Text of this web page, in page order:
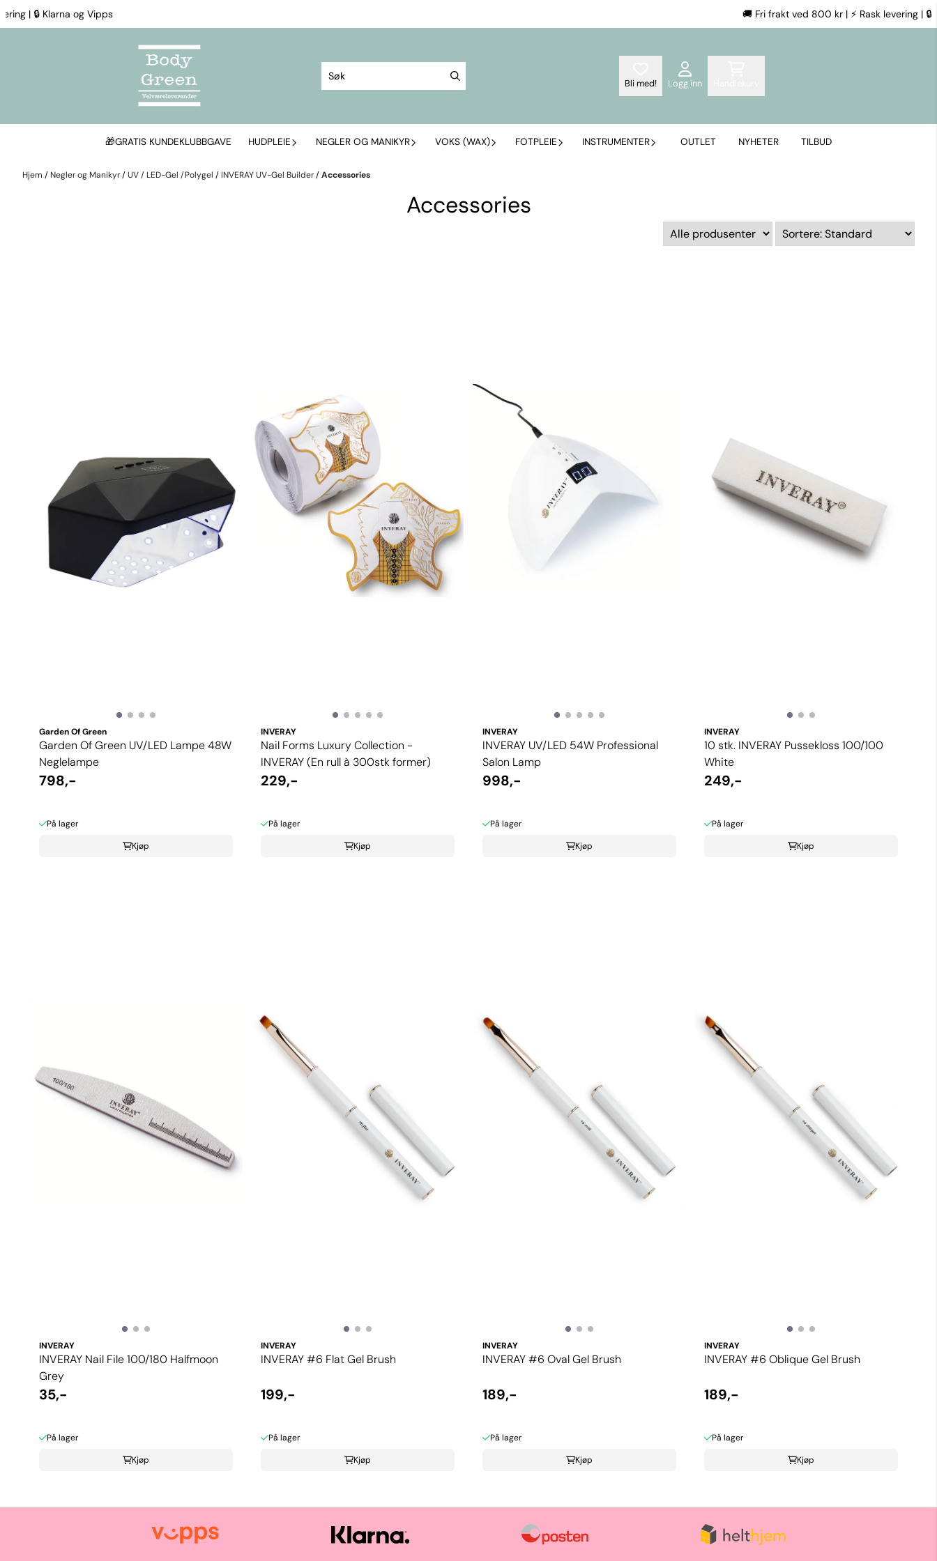
Hopp til innhold
| 🔒 Klarna og Vipps 🚚 Fri frakt ved 800 kr | ⚡ Rask levering | 🔒
Bli med! Logg inn
🎁GRATIS KUNDEKLUBBGAVE HUDPLEIE NEGLER OG MANIKYR VOKS (WAX) FOTPLEIE INSTRUMENTER OUTLET NYHETER TILBUD
Hjem / Negler og Manikyr/UV / LED-Gel /Polygel / INVERAY UV-Gel Builder/Accessories
Accessories
Garden Of Green
Garden Of Green UV/LED Lampe 48W
Neglelampe
798,-
På lager
Kjøp
INVERAY
Nail Forms Luxury Collection -
INVERAY (En rull à 300stk former)
229,-
På lager
Kjøp
INVERAY
INVERAY UV/LED 54W Professional
Salon Lamp
998,-
På lager
Kjøp
INVERAY
10 stk. INVERAY Pussekloss 100/100
White
249,-
På lager
Kjøp
INVERAY
INVERAY Nail File 100/180 Halfmoon
Grey
35,-
På lager
Kjøp
INVERAY
INVERAY #6 Flat Gel Brush
199,-
På lager
Kjøp
INVERAY
INVERAY #6 Oval Gel Brush
189,-
På lager
Kjøp
INVERAY
INVERAY #6 Oblique Gel Brush
189,-
På lager
Kjøp